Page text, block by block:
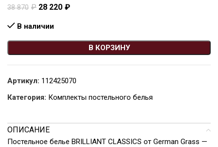
38 870 ₽ 28 220 ₽
В наличии
В КОРЗИНУ
Артикул: 112425070
Категория: Комплекты постельного белья
ОПИСАНИЕ
Постельное белье BRILLIANT CLASSICS от German Grass —